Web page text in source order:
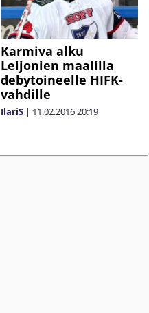
Karmiva alku
Leijonien maalilla
debytoineelle HIFK-
vahdille
IlariS | 11.02.201620:19